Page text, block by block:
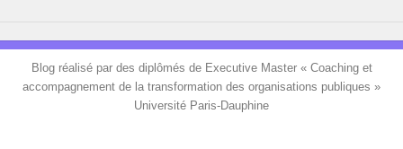
Blog réalisé par des diplômés de Executive Master « Coaching et
accompagnement de la transformation des organisations publiques »
Université Paris-Dauphine